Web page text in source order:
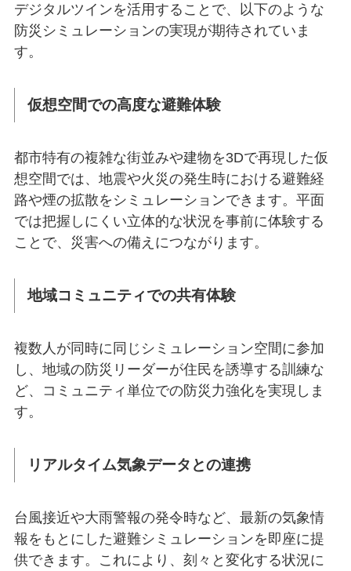
デジタルツインを活用することで、以下のような
防災シミュレーションの実現が期待されていま
す。
仮想空間での高度な避難体験
都市特有の複雑な街並みや建物を3Dで再現した仮
想空間では、地震や火災の発生時における避難経
路や煙の拡散をシミュレーションできます。平面
では把握しにくい立体的な状況を事前に体験する
ことで、災害への備えにつながります。
地域コミュニティでの共有体験
複数人が同時に同じシミュレーション空間に参加
し、地域の防災リーダーが住民を誘導する訓練な
ど、コミュニティ単位での防災力強化を実現しま
す。
リアルタイム気象データとの連携
台風接近や大雨警報の発令時など、最新の気象情
報をもとにした避難シミュレーションを即座に提
供できます。これにより、刻々と変化する状況に